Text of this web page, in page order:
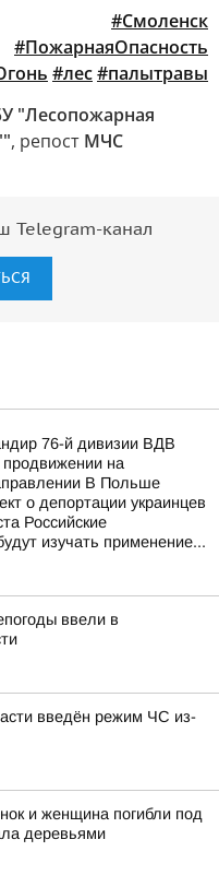
#Смоленск
#ПожарнаяОпасность
#лес#палытравы
"Лесопожарная
, репост МЧС
Telegram-канал
76-й дивизии ВДВ
на
В Польше
о депортации украинцев
Российские
изучать применение...
ввели в
введён режим ЧС из-
и женщина погибли под
деревьями